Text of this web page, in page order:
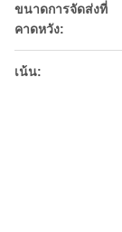
ขนาดการจัดส่งที่
คาดหวัง:
เน้น: